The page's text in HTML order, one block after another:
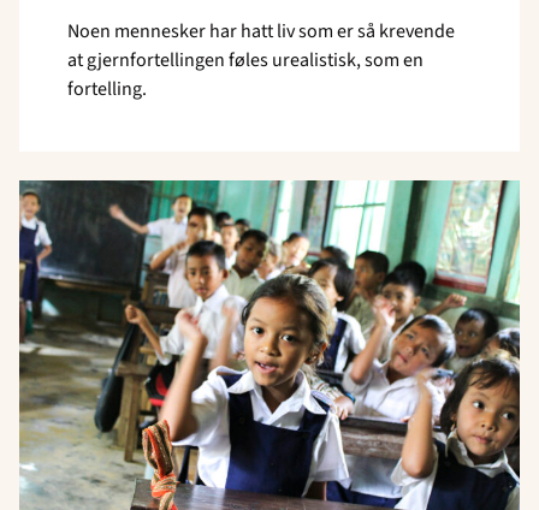
Noen mennesker har hatt liv som er så krevende
at gjernfortellingen føles urealistisk, som en
fortelling.
Read
article
"Utdanning
og
urfolk"